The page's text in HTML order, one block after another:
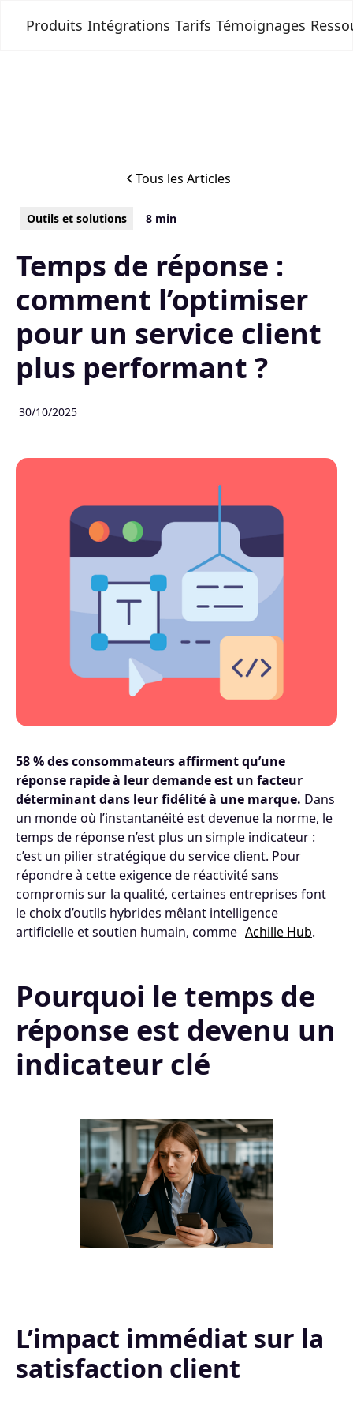
Produits Intégrations Tarifs Témoignages
Tous les Articles
Outils et solutions 8 min
Temps de réponse :
comment l’optimiser
pour un service client
plus performant ?
30/10/2025
58 % des consommateurs affirment qu’une
réponse rapide à leur demande est un facteur
déterminant dans leur fidélité à une marque. Dans
un monde où l’instantanéité est devenue la norme, le
temps de réponse n’est plus un simple indicateur :
c’est un pilier stratégique du service client. Pour
répondre à cette exigence de réactivité sans
compromis sur la qualité, certaines entreprises font
le choix d’outils hybrides mêlant intelligence
artificielle et soutien humain, comme Achille Hub.
Pourquoi le temps de
réponse est devenu un
indicateur clé
L’impact immédiat sur la
satisfaction client